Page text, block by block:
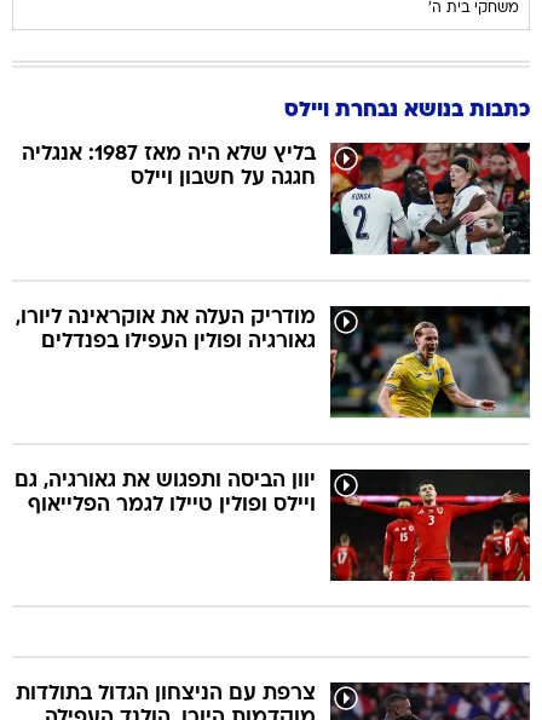
משחקי בית ה'
כתבות בנושא נבחרת ויילס
בליץ שלא היה מאז 1987: אנגליה
חגגה על חשבון ויילס
מודריק העלה את אוקראינה ליורו,
גאורגיה ופולין העפילו בפנדלים
יוון הביסה ותפגוש את גאורגיה, גם
ויילס ופולין טיילו לגמר הפלייאוף
צרפת עם הניצחון הגדול בתולדות